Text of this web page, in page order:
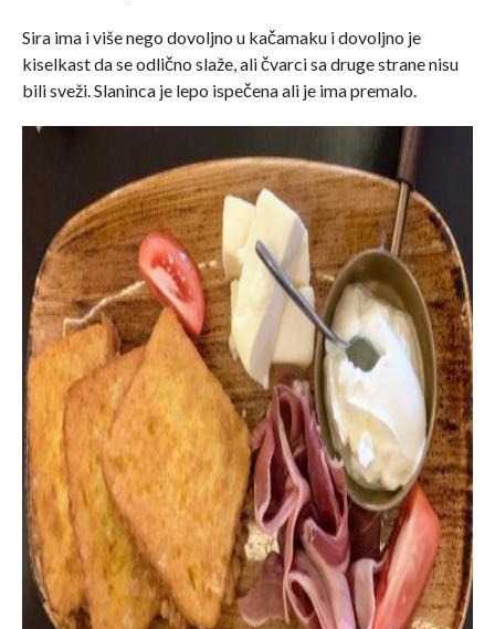
Sira ima i više nego dovoljno u kačamaku i dovoljno je
kiselkast da se odlično slaže, ali čvarci sa druge strane nisu
bili sveži. Slaninca je lepo ispečena ali je ima premalo.